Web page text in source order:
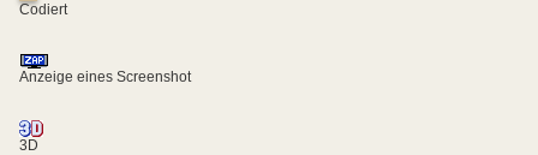
Codiert
Anzeige eines Screenshot
3D